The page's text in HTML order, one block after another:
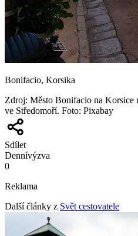
Bonifacio, Korsika
Zdroj: Město Bonifacio na Korsice
ve Středomoří. Foto: Pixabay
Sdílet
Dennívýzva
0
Reklama
Další články z Svět cestovatele